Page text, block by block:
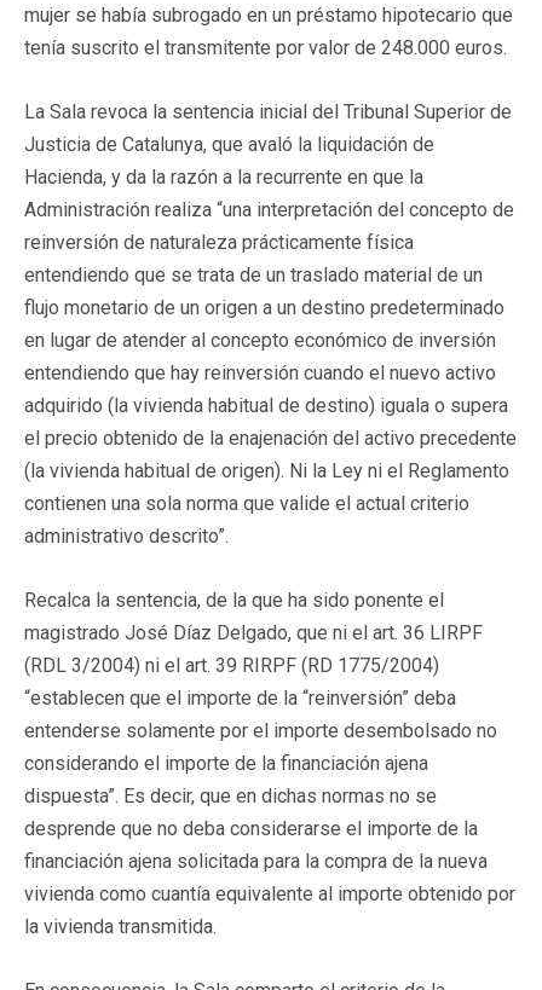
mujer se había subrogado en un préstamo hipotecario que
tenía suscrito el transmitente por valor de 248.000 euros.
La Sala revoca la sentencia inicial del Tribunal Superior de
Justicia de Catalunya, que avaló la liquidación de
Hacienda, y da la razón a la recurrente en que la
Administración realiza “una interpretación del concepto de
reinversión de naturaleza prácticamente física
entendiendo que se trata de un traslado material de un
flujo monetario de un origen a un destino predeterminado
en lugar de atender al concepto económico de inversión
entendiendo que hay reinversión cuando el nuevo activo
adquirido (la vivienda habitual de destino) iguala o supera
el precio obtenido de la enajenación del activo precedente
(la vivienda habitual de origen). Ni la Ley ni el Reglamento
contienen una sola norma que valide el actual criterio
administrativo descrito”.
Recalca la sentencia, de la que ha sido ponente el
magistrado José Díaz Delgado, que ni el art. 36 LIRPF
(RDL 3/2004) ni el art. 39 RIRPF (RD 1775/2004)
“establecen que el importe de la “reinversión” deba
entenderse solamente por el importe desembolsado no
considerando el importe de la financiación ajena
dispuesta”. Es decir, que en dichas normas no se
desprende que no deba considerarse el importe de la
financiación ajena solicitada para la compra de la nueva
vivienda como cuantía equivalente al importe obtenido por
la vivienda transmitida.